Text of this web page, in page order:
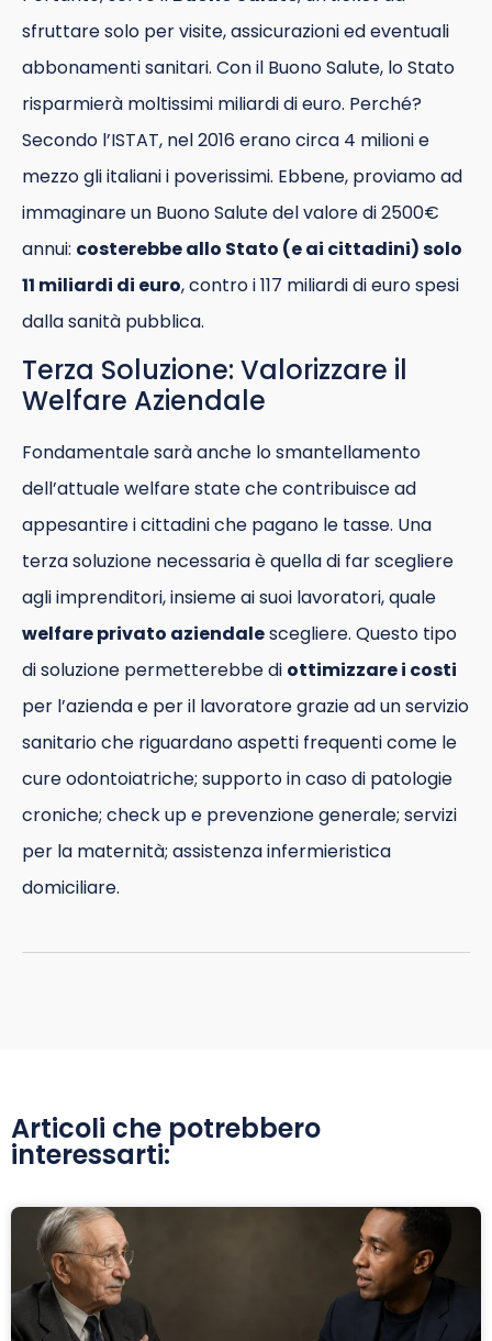
sfruttare solo per visite, assicurazioni ed eventuali
abbonamenti sanitari. Con il Buono Salute, lo Stato
risparmierà moltissimi miliardi di euro. Perché?
Secondo l’ISTAT, nel 2016 erano circa 4 milioni e
mezzo gli italiani i poverissimi. Ebbene, proviamo ad
immaginare un Buono Salute del valore di 2500€
annui: costerebbe allo Stato (e ai cittadini) solo
11 miliardi di euro, contro i 117 miliardi di euro spesi
dalla sanità pubblica.
Terza Soluzione: Valorizzare il
Welfare Aziendale
Fondamentale sarà anche lo smantellamento
dell’attuale welfare state che contribuisce ad
appesantire i cittadini che pagano le tasse. Una
terza soluzione necessaria è quella di far scegliere
agli imprenditori, insieme ai suoi lavoratori, quale
welfare privato aziendalescegliere. Questo tipo
di soluzione permetterebbe di ottimizzare i costi
per l’azienda e per il lavoratore grazie ad un servizio
sanitario che riguardano aspetti frequenti come le
cure odontoiatriche; supporto in caso di patologie
croniche; check up e prevenzione generale; servizi
per la maternità; assistenza infermieristica
domiciliare.
Articoli che potrebbero
interessarti: